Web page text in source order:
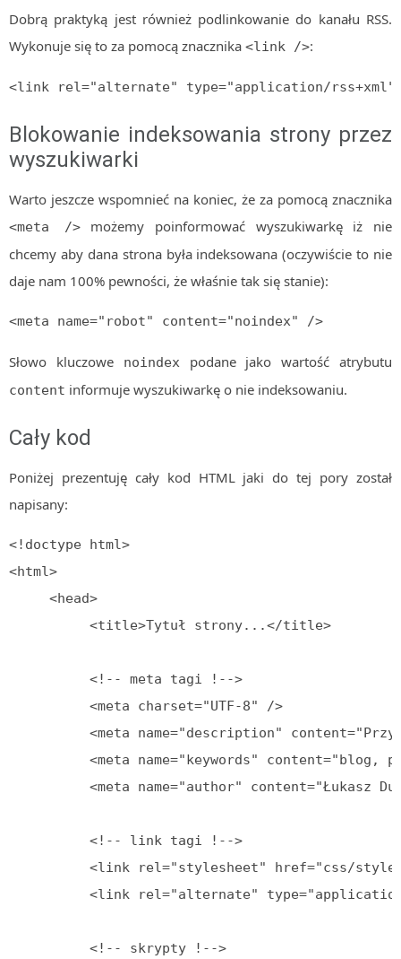
Dobrą praktyką jest również podlinkowanie do kanału RSS.
Wykonuje się to za pomocą znacznika <link />:
<link rel="alternate" type="application/
Blokowanie indeksowania strony przez
wyszukiwarki
Warto jeszcze wspomnieć na koniec, że za pomocą znacznika
<meta />możemy poinformować wyszukiwarkę iż nie
chcemy aby dana strona była indeksowana (oczywiście to nie
daje nam 100% pewności, że właśnie tak się stanie):
<meta name="robot" content="noindex" />
Słowo kluczowe noindex podane jako wartość atrybutu
content informuje wyszukiwarkę o nie indeksowaniu.
Cały kod
Poniżej prezentuję cały kod HTML jaki do tej pory został
napisany:
<!doctype html>
<html>
     <head>
          <title>Tytuł strony...</title>
          <!-- meta tagi !-->
          <meta charset="UTF-8" />
<meta name="description"
<meta name="keywords" content="blog,
<meta name="author" content="Łukasz
          <!-- link tagi !-->
<link rel="stylesheet" href="css/
<link rel="alternate"
          <!-- skrypty !-->